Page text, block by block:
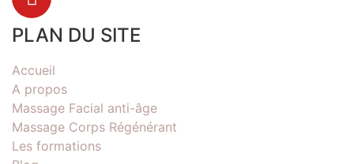
PLAN DU SITE
Accueil
A propos
Massage Facial anti-âge
Massage Corps Régénérant
Les formations